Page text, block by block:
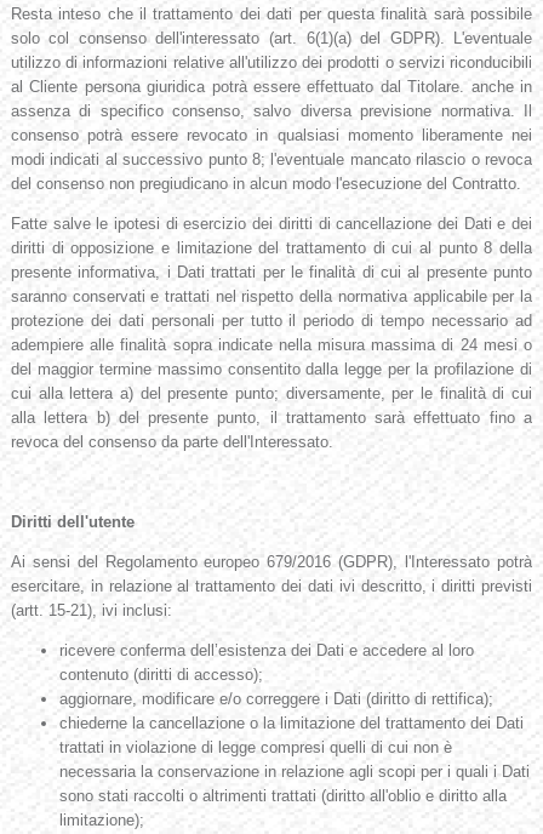
Resta inteso che il trattamento dei dati per questa finalità sarà possibile
solo col consenso dell'interessato (art. 6(1)(a) del GDPR). L'eventuale
utilizzo di informazioni relative all'utilizzo dei prodotti o servizi riconducibili
al Cliente persona giuridica potrà essere effettuato dal Titolare. anche in
assenza di specifico consenso, salvo diversa previsione normativa. Il
consenso potrà essere revocato in qualsiasi momento liberamente nei
modi indicati al successivo punto 8; l'eventuale mancato rilascio o revoca
del consenso non pregiudicano in alcun modo l'esecuzione del Contratto.
Fatte salve le ipotesi di esercizio dei diritti di cancellazione dei Dati e dei
diritti di opposizione e limitazione del trattamento di cui al punto 8 della
presente informativa, i Dati trattati per le finalità di cui al presente punto
saranno conservati e trattati nel rispetto della normativa applicabile per la
protezione dei dati personali per tutto il periodo di tempo necessario ad
adempiere alle finalità sopra indicate nella misura massima di 24 mesi o
del maggior termine massimo consentito dalla legge per la profilazione di
cui alla lettera a) del presente punto; diversamente, per le finalità di cui
alla lettera b) del presente punto, il trattamento sarà effettuato fino a
revoca del consenso da parte dell'Interessato.
Diritti dell'utente
Ai sensi del Regolamento europeo 679/2016 (GDPR), l'Interessato potrà
esercitare, in relazione al trattamento dei dati ivi descritto, i diritti previsti
(artt. 15-21), ivi inclusi:
ricevere conferma dell’esistenza dei Dati e accedere al loro
contenuto (diritti di accesso);
aggiornare, modificare e/o correggere i Dati (diritto di rettifica);
chiederne la cancellazione o la limitazione del trattamento dei Dati
trattati in violazione di legge compresi quelli di cui non è
necessaria la conservazione in relazione agli scopi per i quali i Dati
sono stati raccolti o altrimenti trattati (diritto all'oblio e diritto alla
limitazione);